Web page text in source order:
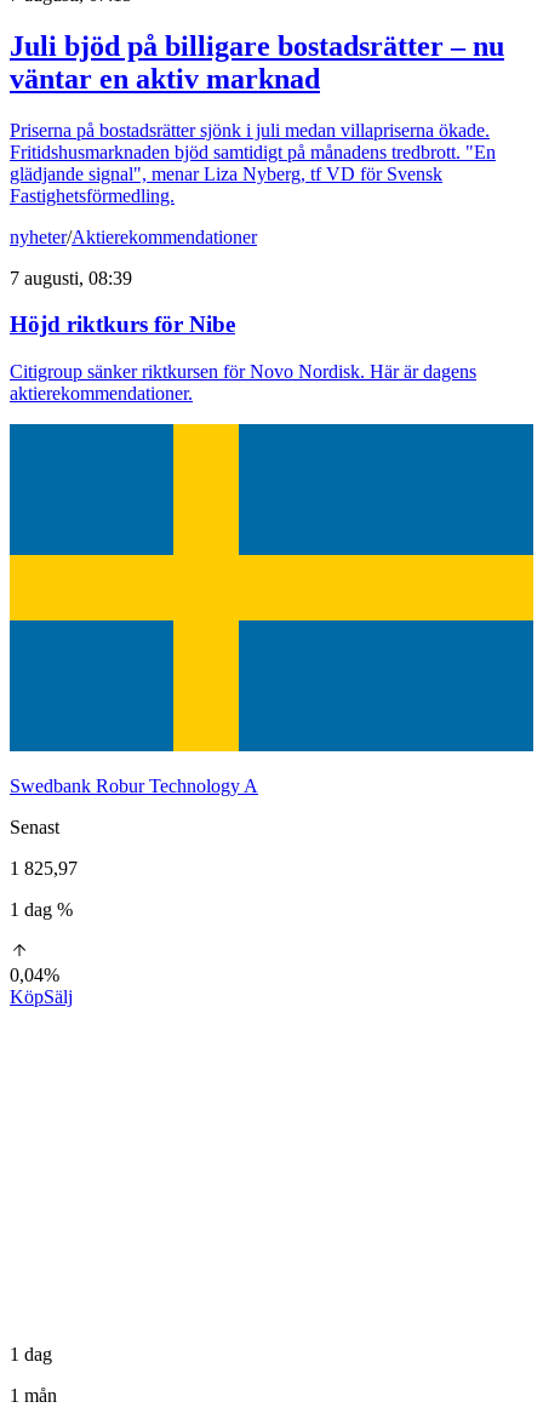
Juli bjöd på billigare bostadsrätter – nu
väntar en aktiv marknad
Priserna på bostadsrätter sjönk i juli medan villapriserna ökade.
Fritidshusmarknaden bjöd samtidigt på månadens tredbrott. "En
glädjande signal", menar Liza Nyberg, tf VD för Svensk
Fastighetsförmedling.
nyheter/Aktierekommendationer
7 augusti, 08:39
Höjd riktkurs för Nibe
Citigroup sänker riktkursen för Novo Nordisk. Här är dagens
aktierekommendationer.
Swedbank Robur Technology A
Senast
1 825,97
1 dag %
0,04%
KöpSälj
1 dag
1 mån